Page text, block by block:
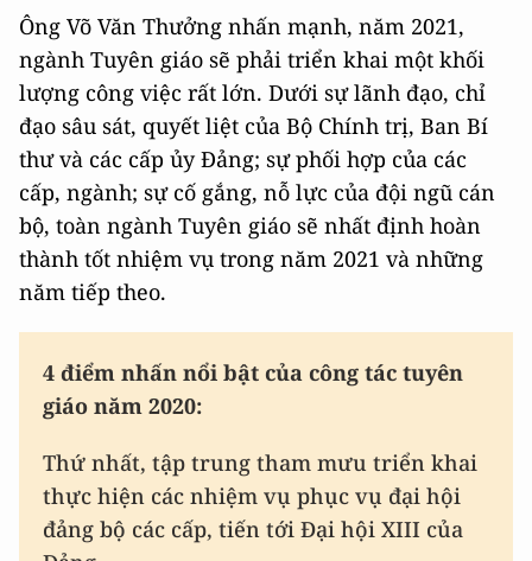
Ông Võ Văn Thưởng nhấn mạnh, năm 2021,
ngành Tuyên giáo sẽ phải triển khai một khối
lượng công việc rất lớn. Dưới sự lãnh đạo, chỉ
đạo sâu sát, quyết liệt của Bộ Chính trị, Ban Bí
thư và các cấp ủy Đảng; sự phối hợp của các
cấp, ngành; sự cố gắng, nỗ lực của đội ngũ cán
bộ, toàn ngành Tuyên giáo sẽ nhất định hoàn
thành tốt nhiệm vụ trong năm 2021 và những
năm tiếp theo.
4 điểm nhấn nổi bật của công tác tuyên
giáo năm 2020:
Thứ nhất, tập trung tham mưu triển khai
thực hiện các nhiệm vụ phục vụ đại hội
đảng bộ các cấp, tiến tới Đại hội XIII của